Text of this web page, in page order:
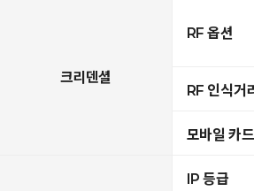
크리덴셜
RF 옵션
RF 인식거
모바일 카드
IP 등급